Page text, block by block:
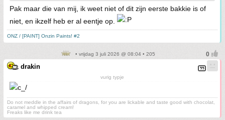
Pak maar die van mij, ik weet niet of dit zijn eerste bakkie is of
niet, en ikzelf heb er al eentje op.
ONZ / [PAINT] Onzin Paints! #2
• vrijdag 3 juli 2026 @ 08:04 • 205
drakin
vurig typje
Do not meddle in the affairs of dragons, for you are lickable and taste good with chocolat,
caramel and whipped cream!
Freaks like me drink tea